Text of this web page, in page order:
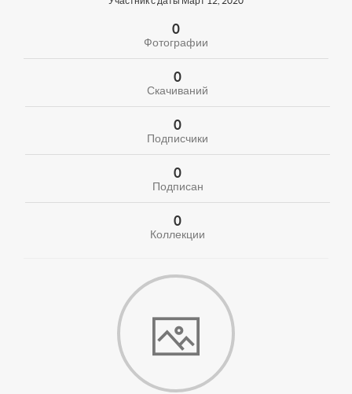
0
Фотографии
0
Скачиваний
0
Подписчики
0
Подписан
0
Коллекции